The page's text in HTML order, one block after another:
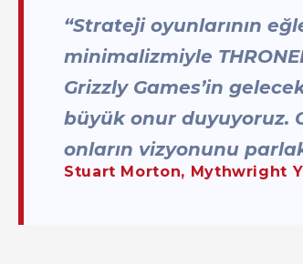
“Strateji oyunlarının
minimalizmiyle
Grizzly Games’in
büyük onur duyuyoruz.
onların vizyonunu
Stuart Morton, Mythwright